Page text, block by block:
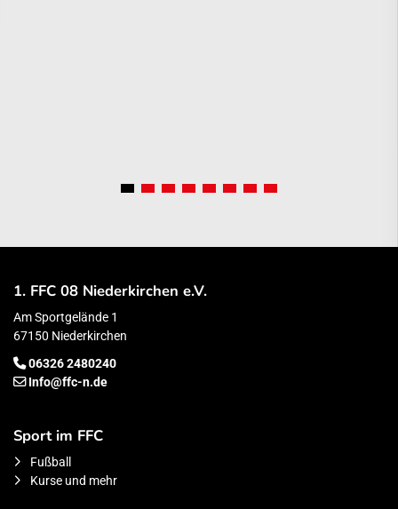
1. FFC 08 Niederkirchen e.V.
Am Sportgelände 1
67150 Niederkirchen
06326 2480240
Info@ffc-n.de
Sport im FFC
Fußball
Kurse und mehr